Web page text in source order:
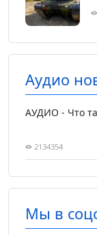
Аудио
АУДИО - Что
2134354
Мы в